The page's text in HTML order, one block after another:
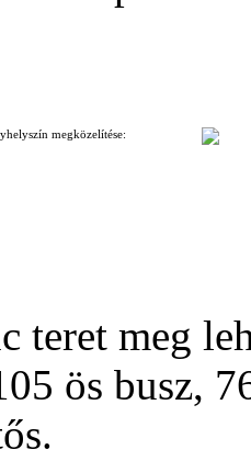
megközelítése:
teret meg
ös busz,